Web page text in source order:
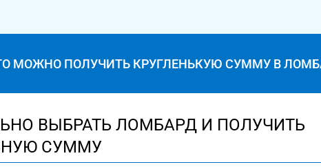
МОЖНО ПОЛУЧИТЬ КРУГЛЕНЬКУЮ СУММУ В
ВЫБРАТЬ ЛОМБАРД И ПОЛУЧИТЬ
СУММУ